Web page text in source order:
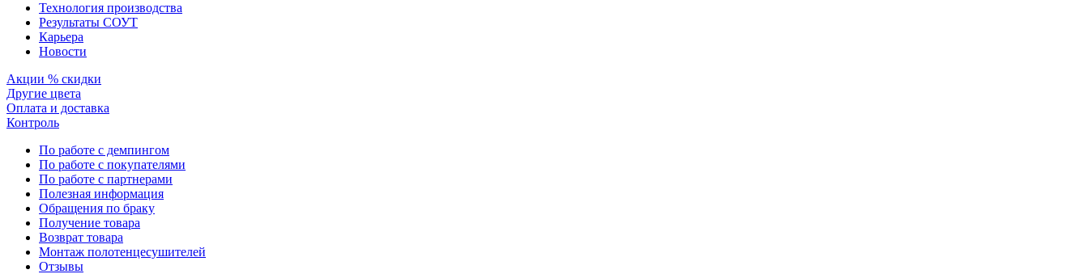
Технология производства
Результаты СОУТ
Карьера
Новости
Акции % скидки
Другие цвета
Оплата и доставка
Контроль
По работе с демпингом
По работе с покупателями
По работе с партнерами
Полезная информация
Обращения по браку
Получение товара
Возврат товара
Монтаж полотенцесушителей
Отзывы